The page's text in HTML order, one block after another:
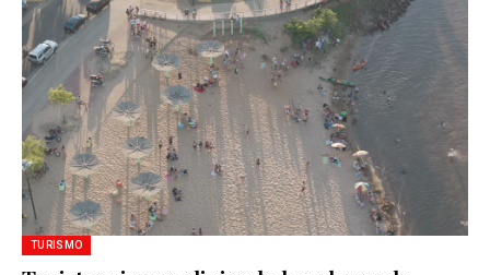
TURISMO